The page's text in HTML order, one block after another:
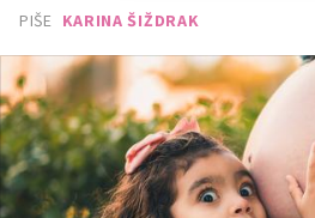
PIŠE KARINA ŠIŽDRAK